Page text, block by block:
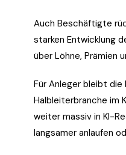
Auch Beschäftigte
starken Entwicklung
über Löhne, Prämien
Für Anleger bleibt
Halbleiterbranche im
weiter massiv in KI-
langsamer anlaufen